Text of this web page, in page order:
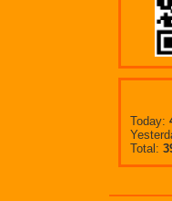
Today:
Total: